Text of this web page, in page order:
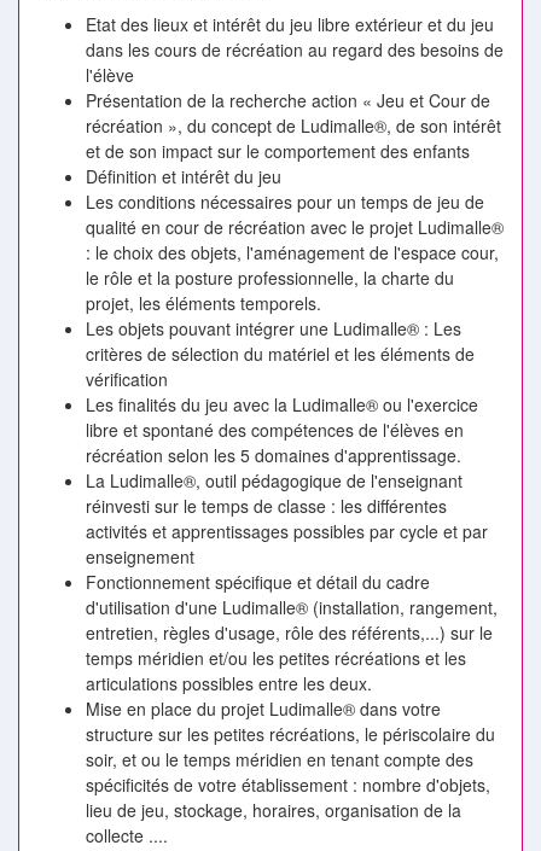
Etat des lieux et intérêt du jeu libre extérieur et du jeu
dans les cours de récréation au regard des besoins de
l'élève
Présentation de la recherche action « Jeu et Cour de
récréation », du concept de Ludimalle®, de son intérêt
et de son impact sur le comportement des enfants
Définition et intérêt du jeu
Les conditions nécessaires pour un temps de jeu de
qualité en cour de récréation avec le projet Ludimalle®
: le choix des objets, l'aménagement de l'espace cour,
le rôle et la posture professionnelle, la charte du
projet, les éléments temporels.
Les objets pouvant intégrer une Ludimalle® : Les
critères de sélection du matériel et les éléments de
vérification
Les finalités du jeu avec la Ludimalle® ou l'exercice
libre et spontané des compétences de l'élèves en
récréation selon les 5 domaines d'apprentissage.
La Ludimalle®, outil pédagogique de l'enseignant
réinvesti sur le temps de classe : les différentes
activités et apprentissages possibles par cycle et par
enseignement
Fonctionnement spécifique et détail du cadre
d'utilisation d'une Ludimalle® (installation, rangement,
entretien, règles d'usage, rôle des référents,...) sur le
temps méridien et/ou les petites récréations et les
articulations possibles entre les deux.
Mise en place du projet Ludimalle® dans votre
structure sur les petites récréations, le périscolaire du
soir, et ou le temps méridien en tenant compte des
spécificités de votre établissement : nombre d'objets,
lieu de jeu, stockage, horaires, organisation de la
collecte ....